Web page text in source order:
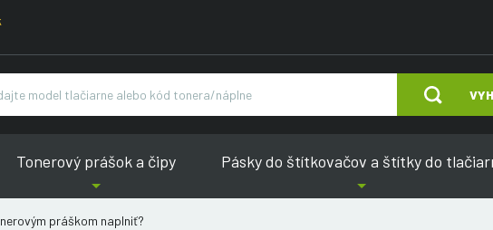
Tonerový prášok a čipy Pásky do štítkovačov a štítky do
práškom naplniť?